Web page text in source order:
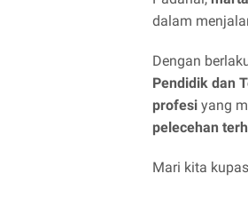
dalam
Dengan
Pendidik dan
profesi yang
pelecehan
Mari kita